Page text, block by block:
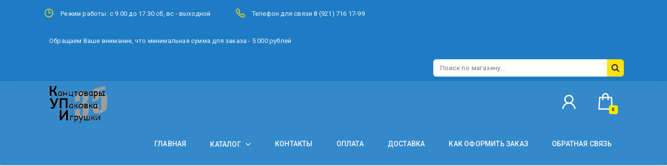
Режим работы: с 9.00 до 17.30 сб, вс - выходной Телефон для связи 8 (921) 716 17-99
Обращаем Ваше внимание, что минимальная сумма для заказа - 5 000 рублей
0
ГЛАВНАЯ КАТАЛОГ КОНТАКТЫ ОПЛАТА ДОСТАВКА КАК ОФОРМИТЬ ЗАКАЗ ОБРАТНАЯ СВЯЗЬ